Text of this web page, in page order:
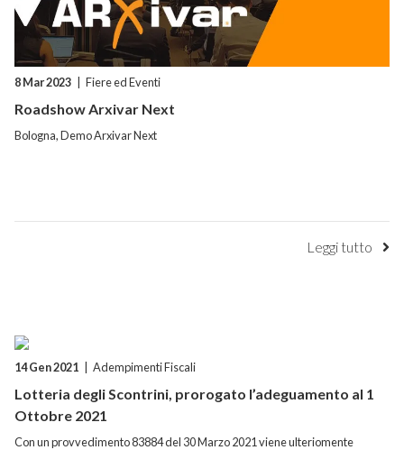
8 Mar 2023 Fiere ed Eventi
Roadshow Arxivar Next
Bologna, Demo Arxivar Next
Leggi tutto
14 Gen 2021 Adempimenti Fiscali
Lotteria degli Scontrini, prorogato l’adeguamento al 1
Ottobre 2021
Con un provvedimento 83884 del 30 Marzo 2021 viene ulteriomente